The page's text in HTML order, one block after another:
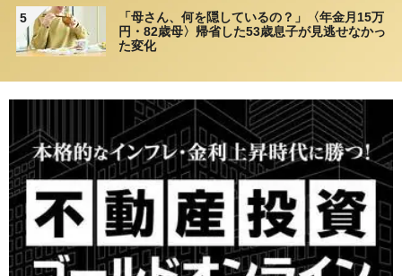
然「何かの間違いでは？」
5
「母さん、何を隠しているの？」〈年金月15万
円・82歳母〉帰省した53歳息子が見逃せなかっ
た変化